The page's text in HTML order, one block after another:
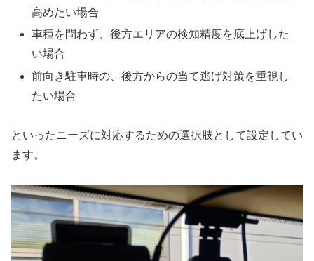
高めたい場合
車種を問わず、後方エリアの検知精度を底上げした
い場合
前向き駐車時の、後方からの当て逃げ対策を重視し
たい場合
といったニーズに対応するための選択肢として設定してい
ます。